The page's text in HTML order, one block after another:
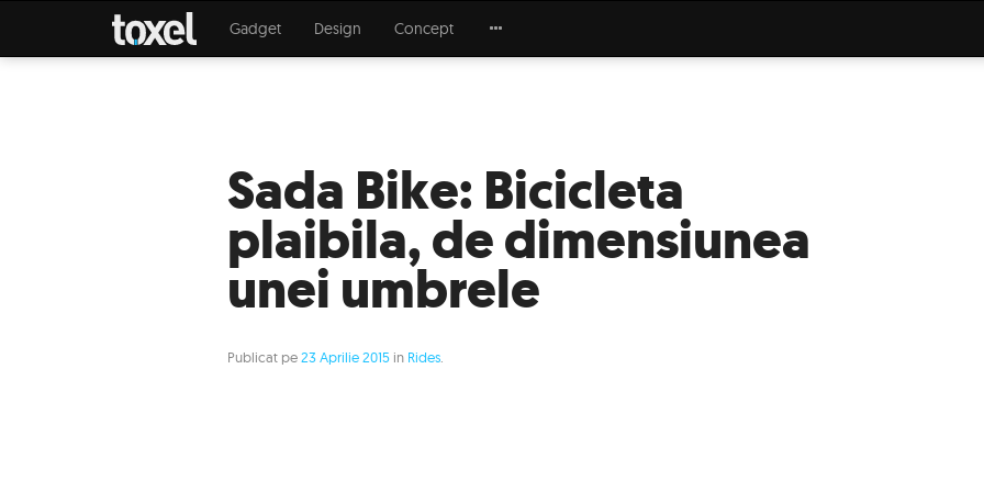
Gadget Design Concept
Sada Bike: Bicicleta
plaibila, de dimensiunea
unei umbrele
Publicat pe23 Aprilie 2015 in Rides